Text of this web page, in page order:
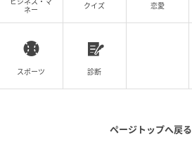
ネー
クイズ 恋愛
スポーツ 診断
ページトップへ戻る